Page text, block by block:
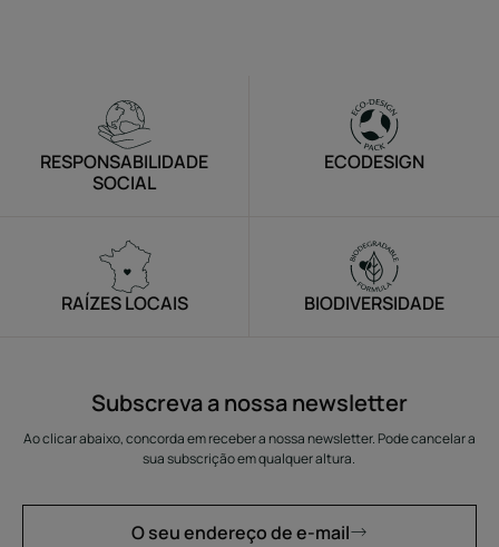
RESPONSABILIDADE
SOCIAL
ECODESIGN
RAÍZES LOCAIS BIODIVERSIDADE
Subscreva a nossa newsletter
Ao clicar abaixo, concorda em receber a nossa newsletter. Pode cancelar a
sua subscrição em qualquer altura.
O seu endereço de e-mail